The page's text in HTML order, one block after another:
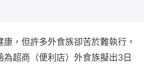
，但許多外食族卻苦於難執行，
為超商（便利店）外食族擬出3日